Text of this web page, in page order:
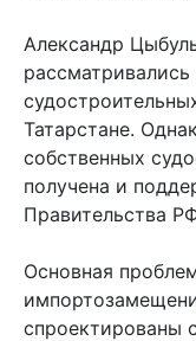
Александр
Татарстане.
собственных
получена и
Правительства
Основная
спроектированы